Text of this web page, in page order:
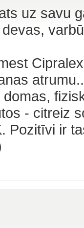
uz savu
- citreiz
Pozitīvi ir